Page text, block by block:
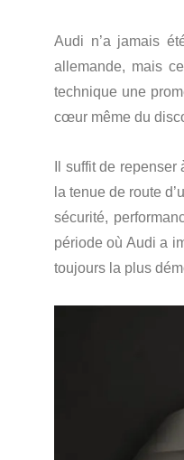
Audi n’a jamais
allemande, mais
technique une
cœur même du
Il suffit de
la tenue de route
sécurité,
période où Audi a
toujours la plus